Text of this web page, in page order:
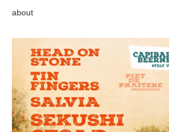
about